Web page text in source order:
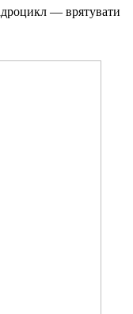
— врятувати